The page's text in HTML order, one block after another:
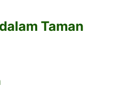
Taman